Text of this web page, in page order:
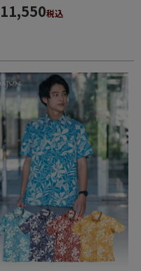
11,550税込